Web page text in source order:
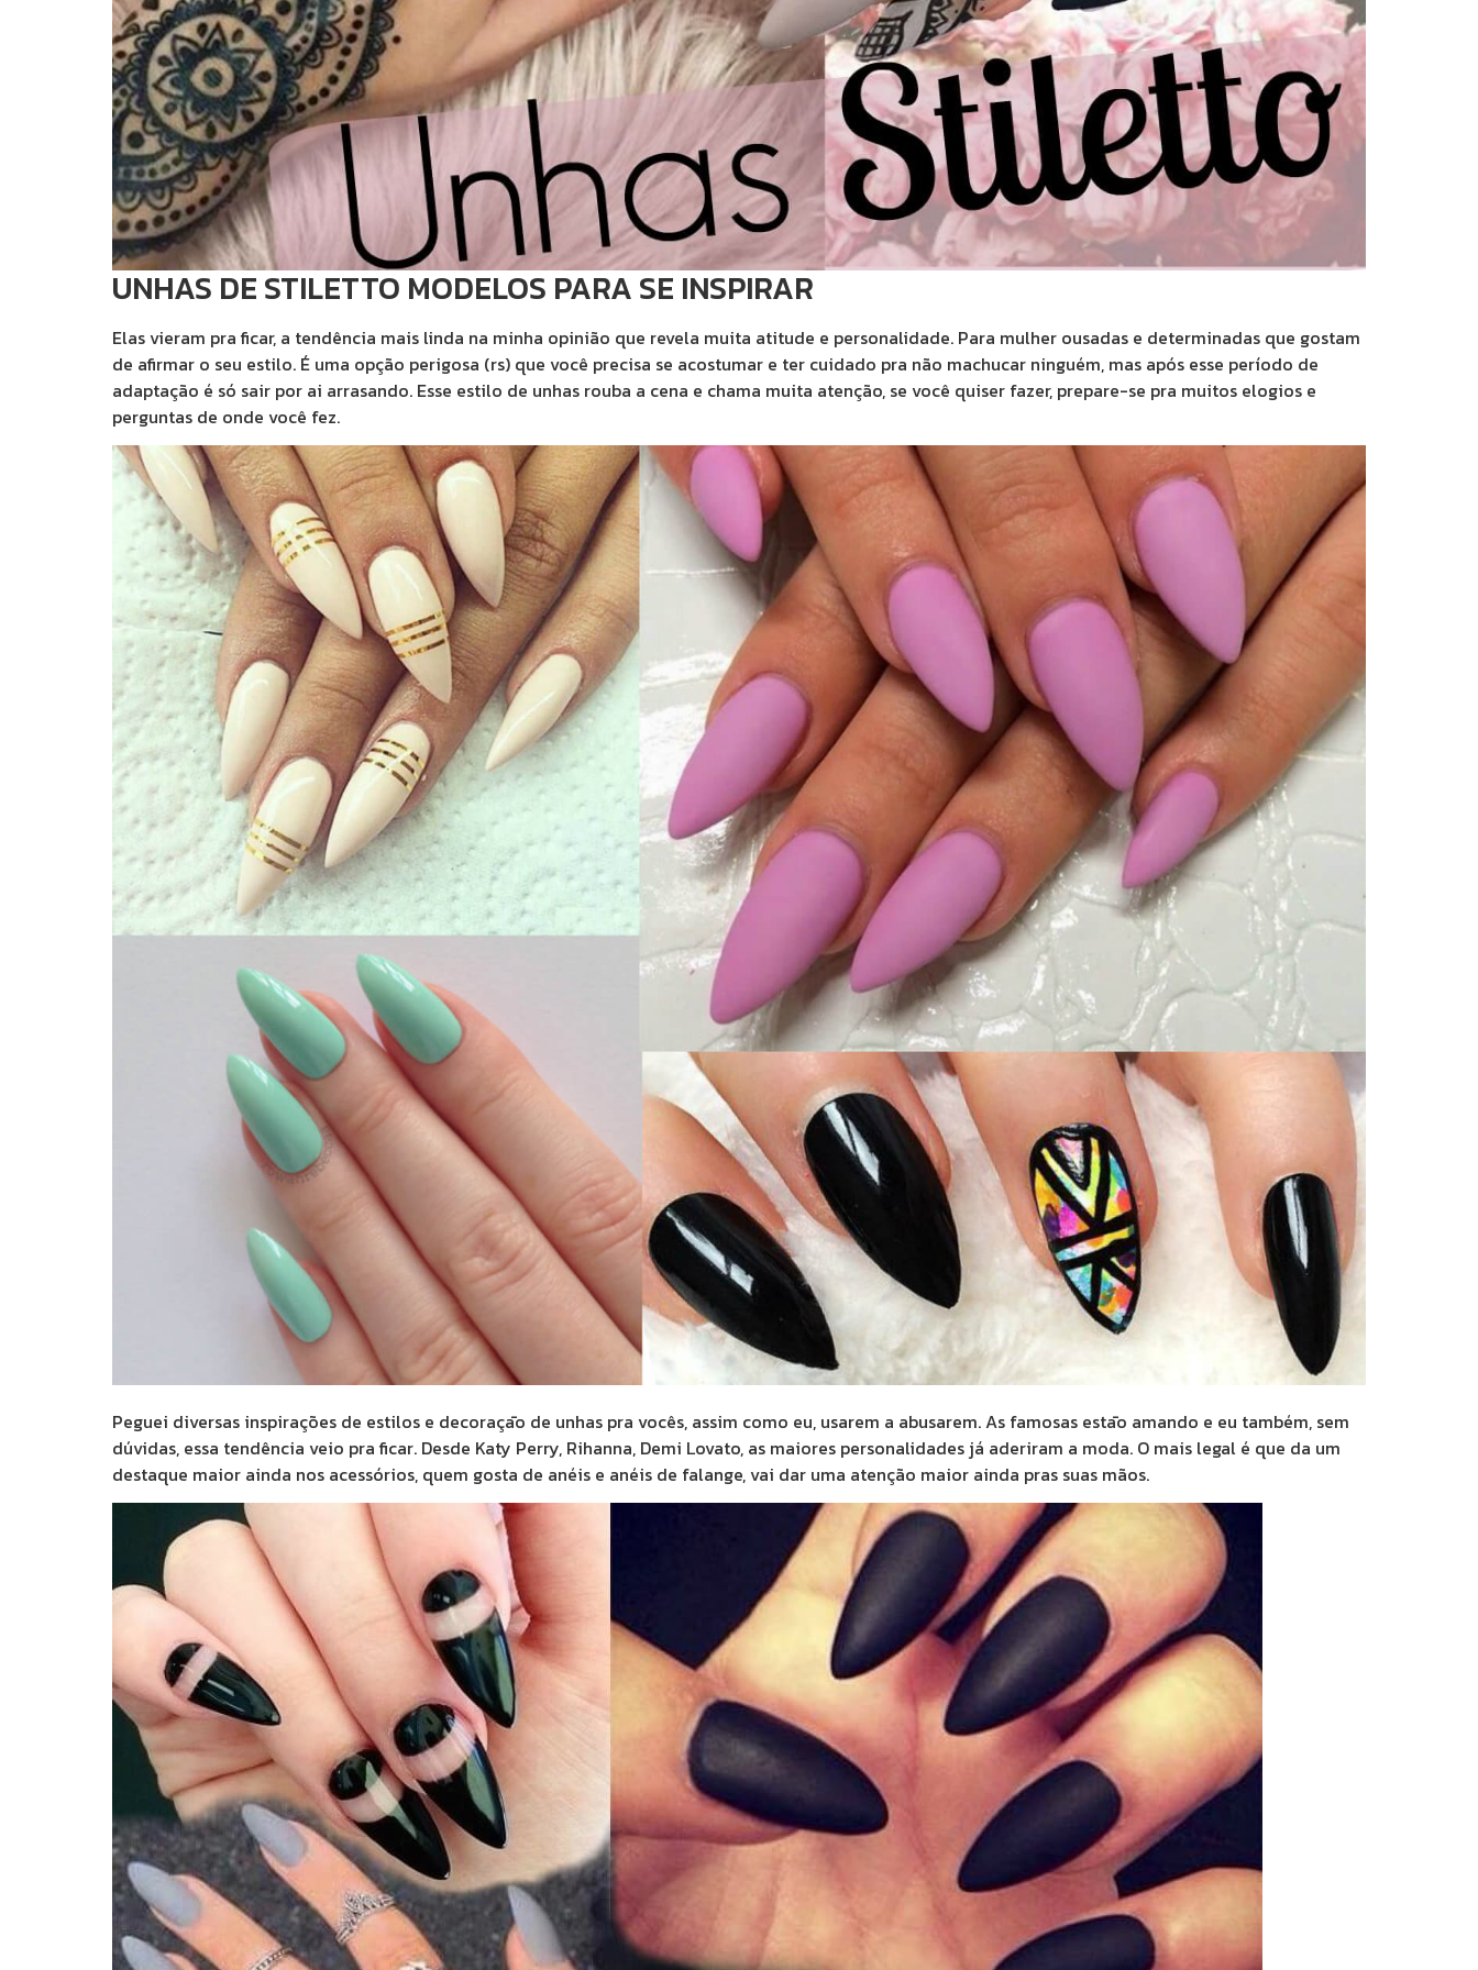
UNHAS DE STILETTO MODELOS PARA SE INSPIRAR
Elas vieram pra ficar, a tendência mais linda na minha opinião que revela muita atitude e personalidade. Para mulher ousadas e determinadas que gostam
de afirmar o seu estilo. É uma opção perigosa (rs) que você precisa se acostumar e ter cuidado pra não machucar ninguém, mas após esse período de
adaptação é só sair por ai arrasando. Esse estilo de unhas rouba a cena e chama muita atenção, se você quiser fazer, prepare-se pra muitos elogios e
perguntas de onde você fez.
Peguei diversas inspirações de estilos e decoraçāo de unhas pra vocês, assim como eu, usarem a abusarem. As famosas estāo amando e eu também, sem
dúvidas, essa tendência veio pra ficar. Desde Katy Perry, Rihanna, Demi Lovato, as maiores personalidades já aderiram a moda. O mais legal é que da um
destaque maior ainda nos acessórios, quem gosta de anéis e anéis de falange, vai dar uma atenção maior ainda pras suas mãos.